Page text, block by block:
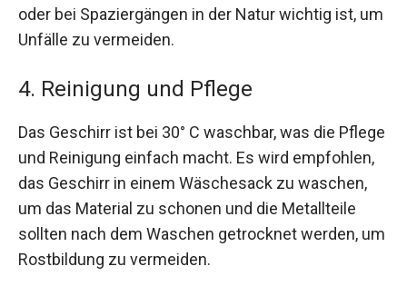
oder bei Spaziergängen in der Natur wichtig ist, um
Unfälle zu vermeiden.
4. Reinigung und Pflege
Das Geschirr ist bei 30° C waschbar, was die Pflege
und Reinigung einfach macht. Es wird empfohlen,
das Geschirr in einem Wäschesack zu waschen,
um das Material zu schonen und die Metallteile
sollten nach dem Waschen getrocknet werden, um
Rostbildung zu vermeiden.